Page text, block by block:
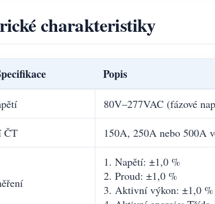
charakteristiky
Popis
80V–277VAC (fázové
ČT 150A, 250A nebo 500A
1. Napětí: ±1,0 %
2. Proud: ±1,0 %
3. Aktivní výkon: ±1,0 %